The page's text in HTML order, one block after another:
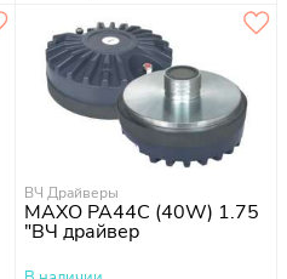
ВЧ Драйверы
MAXO PA44C (40W) 1.75
"ВЧ драйвер